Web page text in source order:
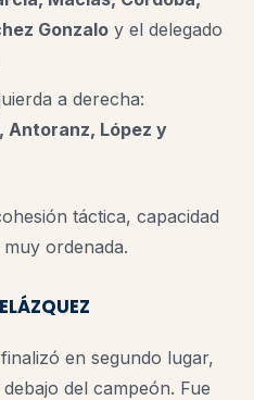
Gonzalo y el delegado
a derecha:
Antoranz, López y
táctica, capacidad
ordenada.
finalizó en segundo lugar,
del campeón. Fue